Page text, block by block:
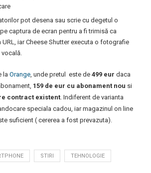
pot desena sau scrie cu degetul o
captura de ecran pentru a fi trimisă ca
URL, iar Cheese Shutter executa o fotografie
la Orange, unde pretul este de 499 eur daca
159 de eur cu abonament nou si
contract existent. Indiferent de varianta
speciala cadou, iar magazinul on line
suficient ( cererea a fost prevazuta).
STIRI TEHNOLOGIE